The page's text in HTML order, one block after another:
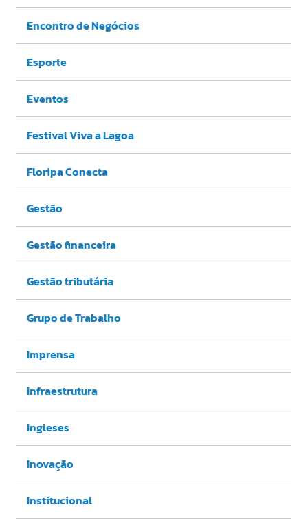
Encontro de Negócios
Esporte
Eventos
Festival Viva a Lagoa
Floripa Conecta
Gestão
Gestão financeira
Gestão tributária
Grupo de Trabalho
Imprensa
Infraestrutura
Ingleses
Inovação
Institucional